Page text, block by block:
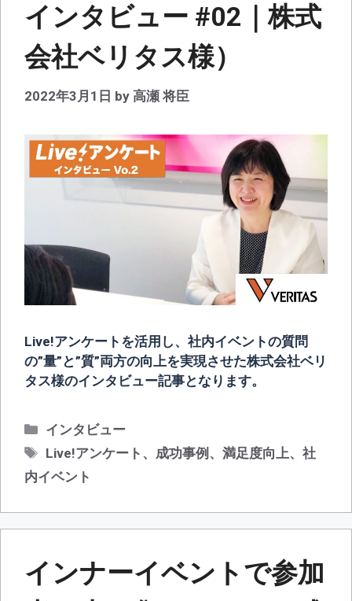
インタビュー #02｜株式
会社ベリタス様）
2022年3月1日 by 高瀬 将臣
Live!アンケートを活用し、社内イベントの質問
の”量”と”質”両方の向上を実現させた株式会社ベリ
タス様のインタビュー記事となります。
カ
テ
リ
インタビュー
タ
グ
Live!アンケート 、 成功事例 、満足度向上、社
内イベント
インナーイベントで参加